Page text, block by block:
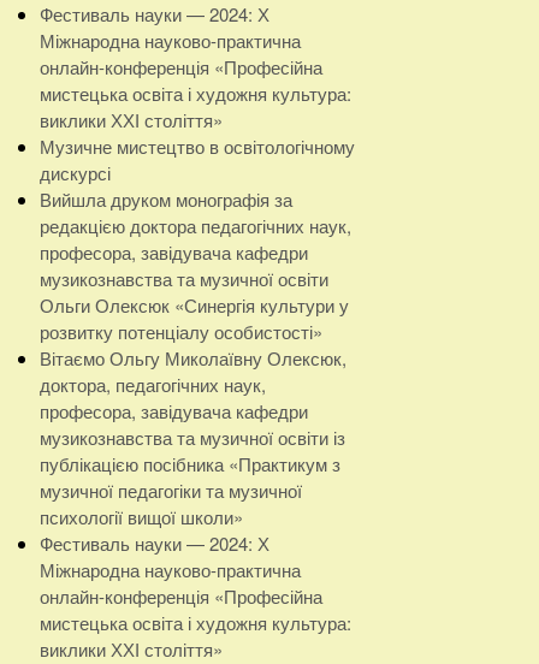
Фестиваль науки — 2024: Х
Міжнародна науково-практична
онлайн-конференція «Професійна
мистецька освіта і художня культура:
виклики ХХІ століття»
Музичне мистецтво в освітологічному
дискурсі
Вийшла друком монографія за
редакцією доктора педагогічних наук,
професора, завідувача кафедри
музикознавства та музичної освіти
Ольги Олексюк «Синергія культури у
розвитку потенціалу особистості»
Вітаємо Ольгу Миколаївну Олексюк,
доктора, педагогічних наук,
професора, завідувача кафедри
музикознавства та музичної освіти із
публікацією посібника «Практикум з
музичної педагогіки та музичної
психології вищої школи»
Фестиваль науки — 2024: Х
Міжнародна науково-практична
онлайн-конференція «Професійна
мистецька освіта і художня культура:
виклики ХХІ століття»